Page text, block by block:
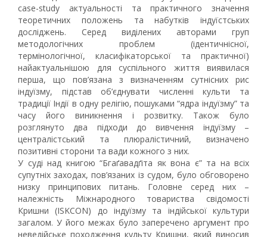
case-study актуальності та практичного значення
теоретичних положень та набутків індуїстських
досліджень. Серед виділених авторами груп
методологічних проблем (ідентичнісної,
термінологічної, класифікаторської та практичної)
найактуальнішою для суспільного життя виявилася
перша, що пов’язана з визначенням сутнісних рис
індуїзму, підстав об’єднувати численні культи та
традиції Індії в одну релігію, пошуками “ядра індуїзму” та
часу його виникнення і розвитку. Також було
розглянуто два підходи до вивчення індуїзму –
централістський та плюралістичний, визначено
позитивні сторони та вади кожного з них.
У суді над книгою “Бгаґавадґіта як вона є” та на всіх
супутніх заходах, пов’язаних із судом, було обговорено
низку принципових питань. Головне серед них –
належність Міжнародного товариства свідомості
Кришни (ISKCON) до індуїзму та індійської культури
загалом. У його межах було заперечено аргумент про
неведійське походження культу Кришни, який виносив